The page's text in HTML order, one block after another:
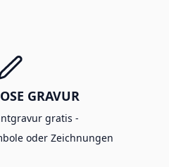
GRAVUR
gratis -
oder Zeichnungen